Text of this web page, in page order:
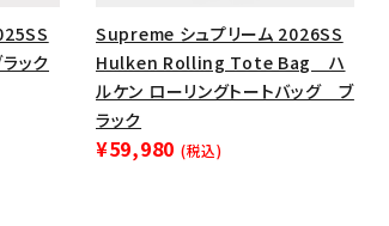
ック
Supreme シュプリーム 2026SS
Hulken Rolling Tote Bag ハ
ルケン ローリングトートバッグ ブ
ラック
¥59,980 (税込)